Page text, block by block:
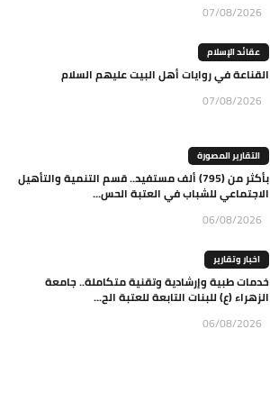
07/08/2026
عقائد الإسلام
القناعة في روايات أهل البيت عليهم السلام
07/08/2026
التقارير المصورة
بأكثر من (795) ألف مستفيد.. قسم التنمية والتأهيل
الاجتماعي للشباب في العتبة الحس...
06/08/2026
اخبار وتقارير
خدمات طبية وإرشادية وتقنية متكاملة.. جامعة
الزهراء (ع) للبنات التابعة للعتبة الح...
06/08/2026